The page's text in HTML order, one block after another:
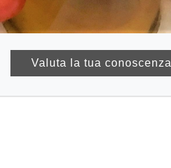
Valuta la tua conoscenza